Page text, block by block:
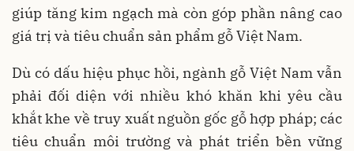
giúp tăng kim ngạch mà còn góp phần nâng cao
giá trị và tiêu chuẩn sản phẩm gỗ Việt Nam.
Dù có dấu hiệu phục hồi, ngành gỗ Việt Nam vẫn
phải đối diện với nhiều khó khăn khi yêu cầu
khắt khe về truy xuất nguồn gốc gỗ hợp pháp; các
tiêu chuẩn môi trường và phát triển bền vững